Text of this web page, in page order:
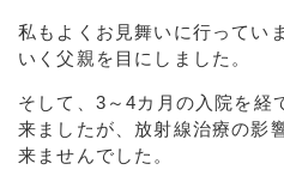
私もよくお見舞いに行ってい
いく父親を目にしました。
そして、3～4カ月の入院を経
来ましたが、放射線治療の影
来ませんでした。